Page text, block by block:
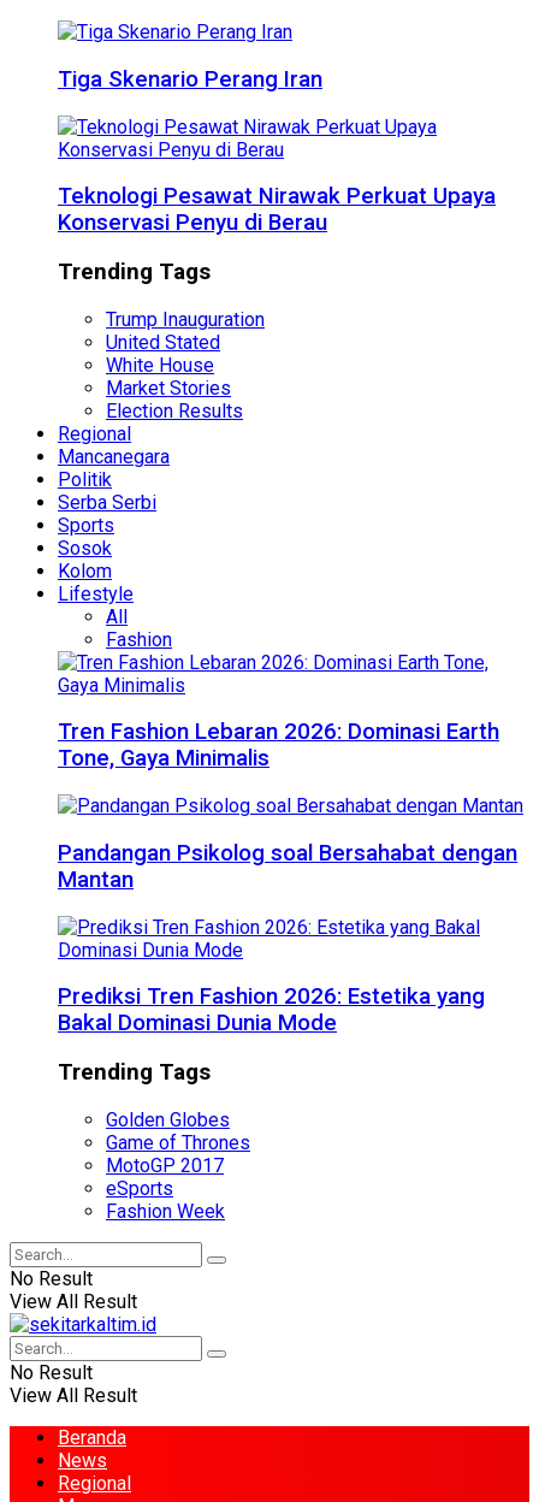
Tiga Skenario Perang Iran
Teknologi Pesawat Nirawak Perkuat Upaya
Konservasi Penyu di Berau
Trending Tags
Trump Inauguration
United Stated
White House
Market Stories
Election Results
Regional
Mancanegara
Politik
Serba Serbi
Sports
Sosok
Kolom
Lifestyle
All
Fashion
Tren Fashion Lebaran 2026: Dominasi Earth
Tone, Gaya Minimalis
Pandangan Psikolog soal Bersahabat dengan
Mantan
Prediksi Tren Fashion 2026: Estetika yang
Bakal Dominasi Dunia Mode
Trending Tags
Golden Globes
Game of Thrones
MotoGP 2017
eSports
Fashion Week
No Result
View All Result
No Result
View All Result
Beranda
News
Regional